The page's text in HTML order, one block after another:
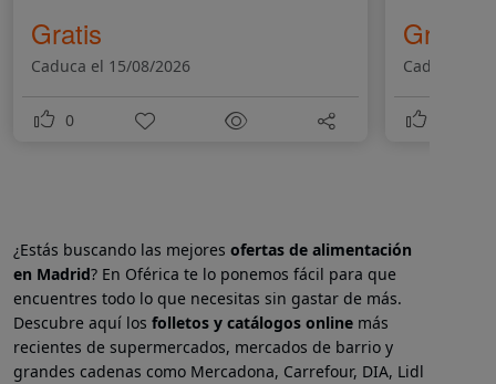
Gratis
Caduca el 15/08/2026
0
Gratis
Caduca el
¿Estás buscando las mejores ofertas de alimentación
en Madrid? En Oférica te lo ponemos fácil para que
encuentres todo lo que necesitas sin gastar de más.
Descubre aquí los folletos y catálogos online más
recientes de supermercados, mercados de barrio y
grandes cadenas como Mercadona, Carrefour, DIA, Lidl